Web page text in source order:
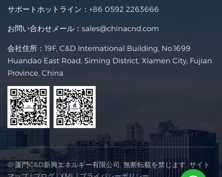
サポートホットライン： +86 0592 2263666
お問い合わせメール： sales@chinacnd.com
会社住所：19F, C&D International Building, No.1699
Huandao East Road, Siming District, Xiamen City, Fujian
Province, China
© 厦門C&D新興エネルギー有限公司. 無断転載を禁じます. サイト